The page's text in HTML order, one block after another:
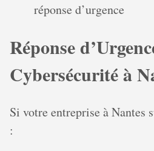
réponse d’urgence
Réponse
Cybersécurité à
Si votre entreprise à Nantes
: